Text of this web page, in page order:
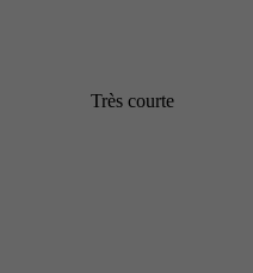
Très courte